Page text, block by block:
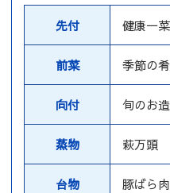
先付 健康一菜
前菜 季節の
向付 旬のお
蒸物 萩万頭
台物 豚ばら